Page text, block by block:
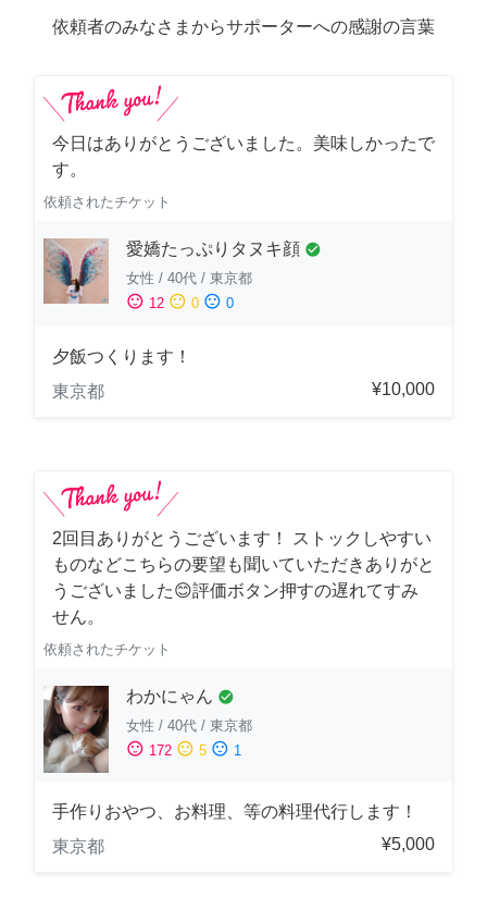
依頼者のみなさまからサポーターへの感謝の言葉
今日はありがとうございました。美味しかったで
す。
依頼されたチケット
愛嬌たっぷりタヌキ顔 check_circle
女性 / 40代 / 東京都
sentiment_satisfied 12 sentiment_neutral 0 sentiment_dissatisfied 0
夕飯つくります！
東京都
¥10,000
2回目ありがとうございます！ ストックしやすい
ものなどこちらの要望も聞いていただきありがと
うございました😊評価ボタン押すの遅れてすみ
せん。
依頼されたチケット
わかにゃん check_circle
女性 / 40代 / 東京都
sentiment_satisfied 172 sentiment_neutral 5 sentiment_dissatisfied 1
手作りおやつ、お料理、等の料理代行します！
東京都
¥5,000